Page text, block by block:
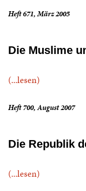
Heft 671, März 2005
Die Muslime
(...lesen)
Heft 700, August 2007
Die Republik
(...lesen)